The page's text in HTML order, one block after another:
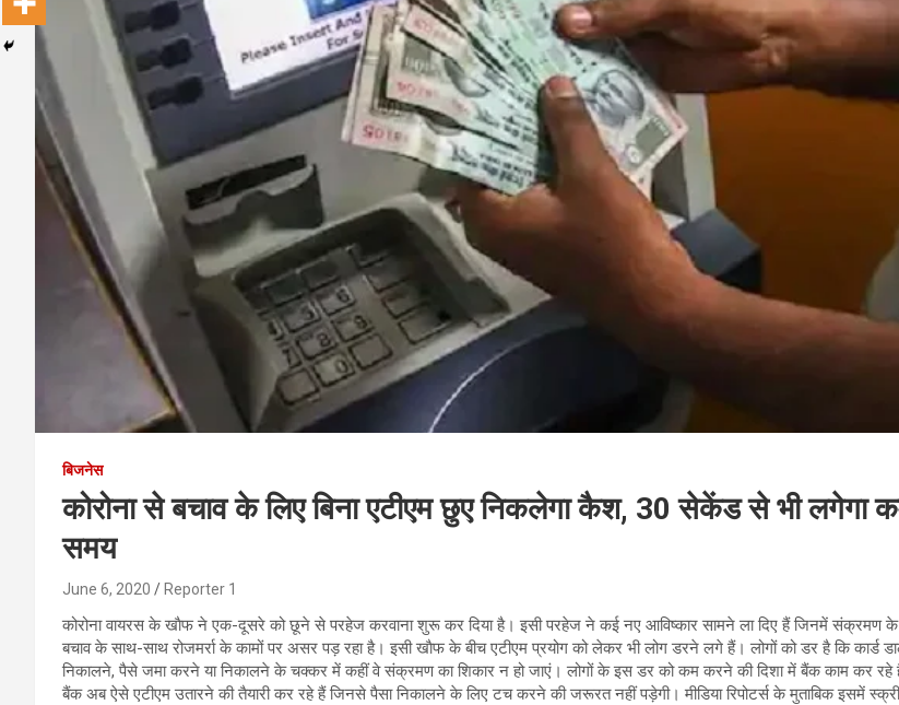
बिजनेस
कोरोना से बचाव के लिए बिना एटीएम छुए निकलेगा कैश, 30 सेकेंड से भी लगेगा
समय
June 6, 2020 Reporter 1
कोरोना वायरस के खाैफ ने एक-दूसरे को छूने से परहेज करवाना शुरू कर दिया है। इसी परहेज ने कई नए आविष्कार सामने ला दिए हैं जिनमें संक्रमण के
बचाव के साथ-साथ रोजमर्रा के कामों पर असर पड़ रहा है। इसी खाैफ के बीच एटीएम प्रयोग को लेकर भी लोग डरने लगे हैं। लोगों को डर है कि कार्ड
निकालने, पैसे जमा करने या निकालने के चक्कर में कहीं वे संक्रमण का शिकार न हो जाएं। लोगों के इस डर को कम करने की दिशा में बैंक काम कर रहे
बैंक अब ऐसे एटीएम उतारने की तैयारी कर रहे हैं जिनसे पैसा निकालने के लिए टच करने की जरूरत नहीं पड़ेगी। मीडिया रिपोटर्स के मुताबिक इसमें